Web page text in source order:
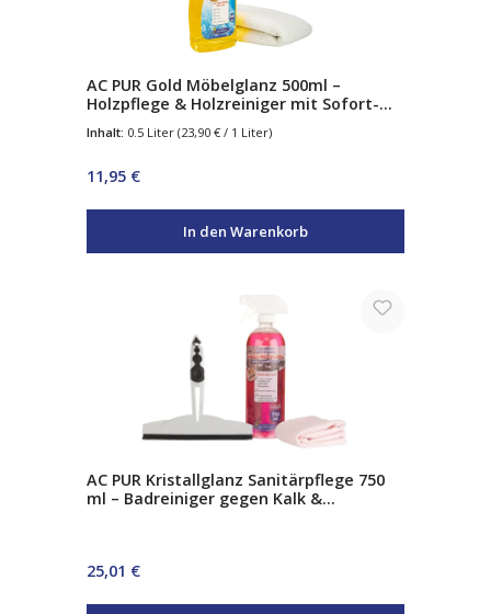
AC PUR Gold Möbelglanz 500ml –
Holzpflege & Holzreiniger mit Sofort-
Möbel, Parkett & Antiquitäten
Inhalt: 0.5 Liter (23,90 € / 1 Liter)
Regulärer Preis:
11,95 €
In den Warenkorb
AC PUR Kristallglanz Sanitärpflege 750
ml – Badreiniger gegen Kalk &
Regulärer Preis:
25,01 €